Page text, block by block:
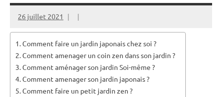
26 juillet 2021
Comment faire un jardin japonais chez soi ?
Comment amenager un coin zen dans son jardin ?
Comment aménager son jardin Soi-même ?
Comment amenager son jardin japonais ?
Comment faire un petit jardin zen ?